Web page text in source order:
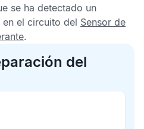
se ha detectado un
el circuito del Sensor de
.
del